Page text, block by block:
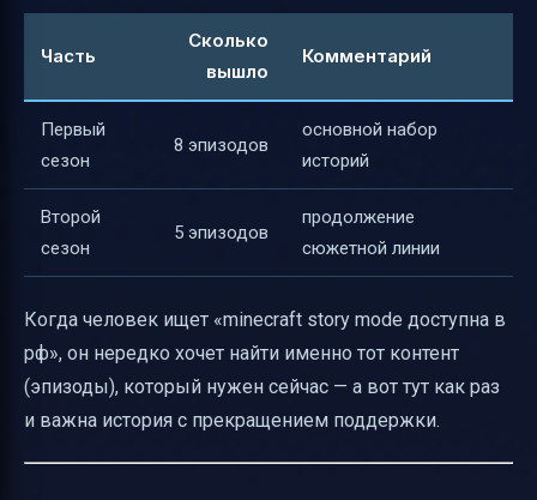
Часть
Сколько
вышло
Комментарий
Первый
сезон
8 эпизодов
основной набор
историй
Второй
сезон
5 эпизодов
продолжение
сюжетной линии
Когда человек ищет «minecraft story mode доступна в
рф», он нередко хочет найти именно тот контент
(эпизоды), который нужен сейчас — а вот тут как раз
и важна история с прекращением поддержки.